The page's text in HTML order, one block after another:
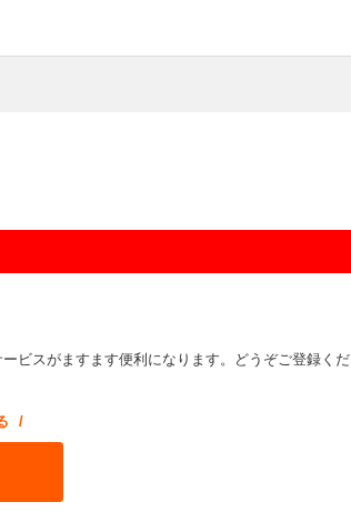
ビスがますます便利になります。どうぞご登録くだ
/